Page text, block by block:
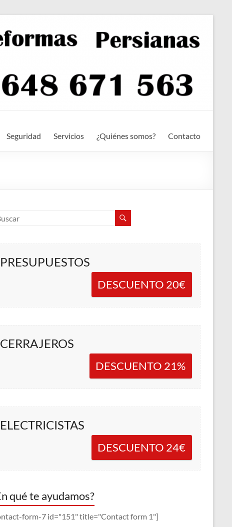
Seguridad Servicios ¿Quiénes somos? Contacto
PRESUPUESTOS
DESCUENTO 20€
CERRAJEROS
DESCUENTO 21%
ELECTRICISTAS
DESCUENTO 24€
qué te ayudamos?
form-7 id="151" title="Contact form 1"]